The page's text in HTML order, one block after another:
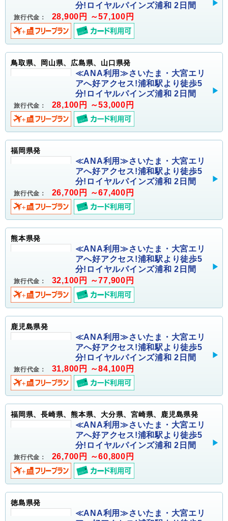
分!ロイヤルパインズ浦和 2日間
旅行代金： 28,900円 ～57,100円
鳥取県、岡山県、広島県、山口県発
≪ANA利用≫さいたま・大宮エリ
アへ好アクセス!浦和駅より徒歩5
分!ロイヤルパインズ浦和 2日間
旅行代金： 28,100円 ～53,000円
福岡県発
≪ANA利用≫さいたま・大宮エリ
アへ好アクセス!浦和駅より徒歩5
分!ロイヤルパインズ浦和 2日間
旅行代金： 26,700円 ～67,400円
熊本県発
≪ANA利用≫さいたま・大宮エリ
アへ好アクセス!浦和駅より徒歩5
分!ロイヤルパインズ浦和 2日間
旅行代金： 32,100円 ～77,900円
鹿児島県発
≪ANA利用≫さいたま・大宮エリ
アへ好アクセス!浦和駅より徒歩5
分!ロイヤルパインズ浦和 2日間
旅行代金： 31,800円 ～84,100円
福岡県、長崎県、熊本県、大分県、宮崎県、鹿児島県発
≪ANA利用≫さいたま・大宮エリ
アへ好アクセス!浦和駅より徒歩5
分!ロイヤルパインズ浦和 2日間
旅行代金： 26,700円 ～60,800円
徳島県発
≪ANA利用≫さいたま・大宮エリ